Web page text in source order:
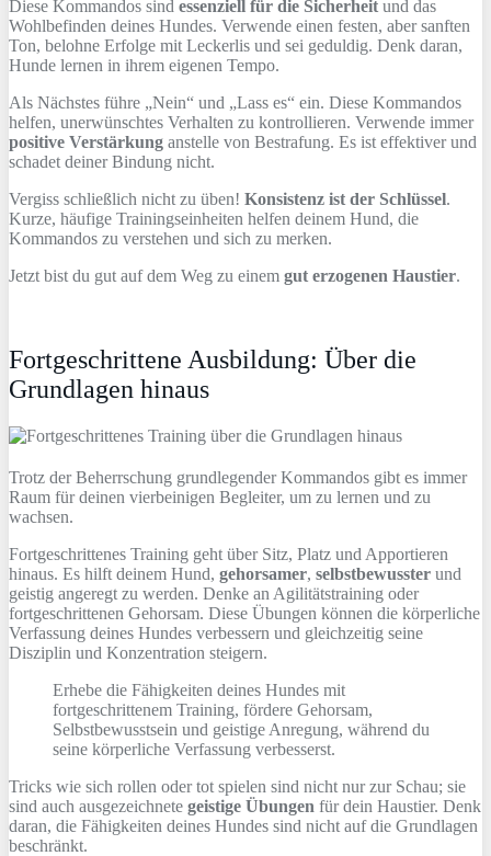
Diese Kommandos sind essenziell für die Sicherheit und das
Wohlbefinden deines Hundes. Verwende einen festen, aber sanften
Ton, belohne Erfolge mit Leckerlis und sei geduldig. Denk daran,
Hunde lernen in ihrem eigenen Tempo.
Als Nächstes führe „Nein“ und „Lass es“ ein. Diese Kommandos
helfen, unerwünschtes Verhalten zu kontrollieren. Verwende immer
positive Verstärkung anstelle von Bestrafung. Es ist effektiver und
schadet deiner Bindung nicht.
Vergiss schließlich nicht zu üben! Konsistenz ist der Schlüssel.
Kurze, häufige Trainingseinheiten helfen deinem Hund, die
Kommandos zu verstehen und sich zu merken.
Jetzt bist du gut auf dem Weg zu einem gut erzogenen Haustier.
Fortgeschrittene Ausbildung: Über die
Grundlagen hinaus
Trotz der Beherrschung grundlegender Kommandos gibt es immer
Raum für deinen vierbeinigen Begleiter, um zu lernen und zu
wachsen.
Fortgeschrittenes Training geht über Sitz, Platz und Apportieren
hinaus. Es hilft deinem Hund, gehorsamer, selbstbewusster und
geistig angeregt zu werden. Denke an Agilitätstraining oder
fortgeschrittenen Gehorsam. Diese Übungen können die körperliche
Verfassung deines Hundes verbessern und gleichzeitig seine
Disziplin und Konzentration steigern.
Erhebe die Fähigkeiten deines Hundes mit
fortgeschrittenem Training, fördere Gehorsam,
Selbstbewusstsein und geistige Anregung, während du
seine körperliche Verfassung verbesserst.
Tricks wie sich rollen oder tot spielen sind nicht nur zur Schau; sie
sind auch ausgezeichnete geistige Übungen für dein Haustier. Denk
daran, die Fähigkeiten deines Hundes sind nicht auf die Grundlagen
beschränkt.